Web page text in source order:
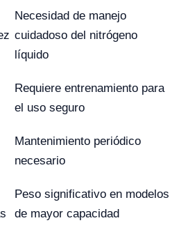
Necesidad de manejo
cuidadoso del nitrógeno
líquido
Requiere entrenamiento para
el uso seguro
Mantenimiento periódico
necesario
Peso significativo en modelos
de mayor capacidad